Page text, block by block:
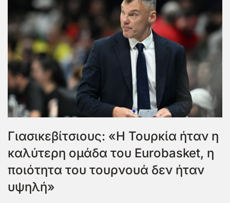
Γιασικεβίτσιους: «Η Τουρκία ήταν η
καλύτερη ομάδα του Eurobasket, η
ποιότητα του τουρνουά δεν ήταν
υψηλή»